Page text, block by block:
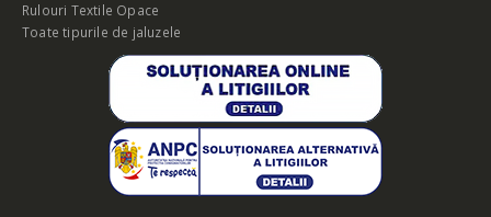
Rulouri Textile Opace
Toate tipurile de jaluzele